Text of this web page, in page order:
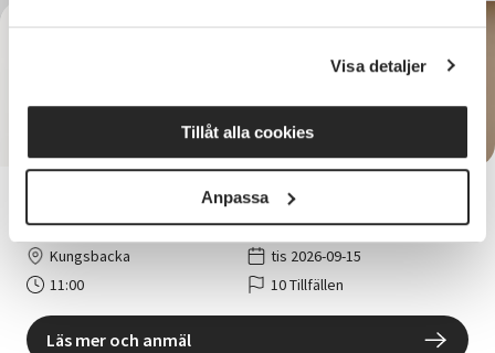
Visa detaljer
Tillåt alla cookies
Anpassa
Kungsbacka
tis 2026-09-15
11:00
10 Tillfällen
Läs mer och anmäl